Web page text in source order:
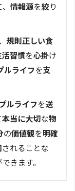
情報源を絞り
規則正しい食
習慣を心掛け
ルライフを支
ルライフを送
本当に大切な物
の価値観を明確
されることな
きます。